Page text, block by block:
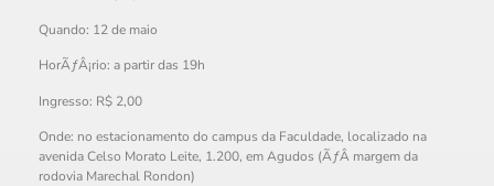
Quando: 12 de maio
HorÃƒÂ¡rio: a partir das 19h
Ingresso: R$ 2,00
Onde: no estacionamento do campus da Faculdade, localizado na
avenida Celso Morato Leite, 1.200, em Agudos (ÃƒÂ margem da
rodovia Marechal Rondon)